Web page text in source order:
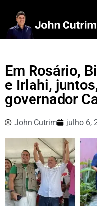
Em Rosário,
e Irlahi,
governador
John Cutrim julho 6,